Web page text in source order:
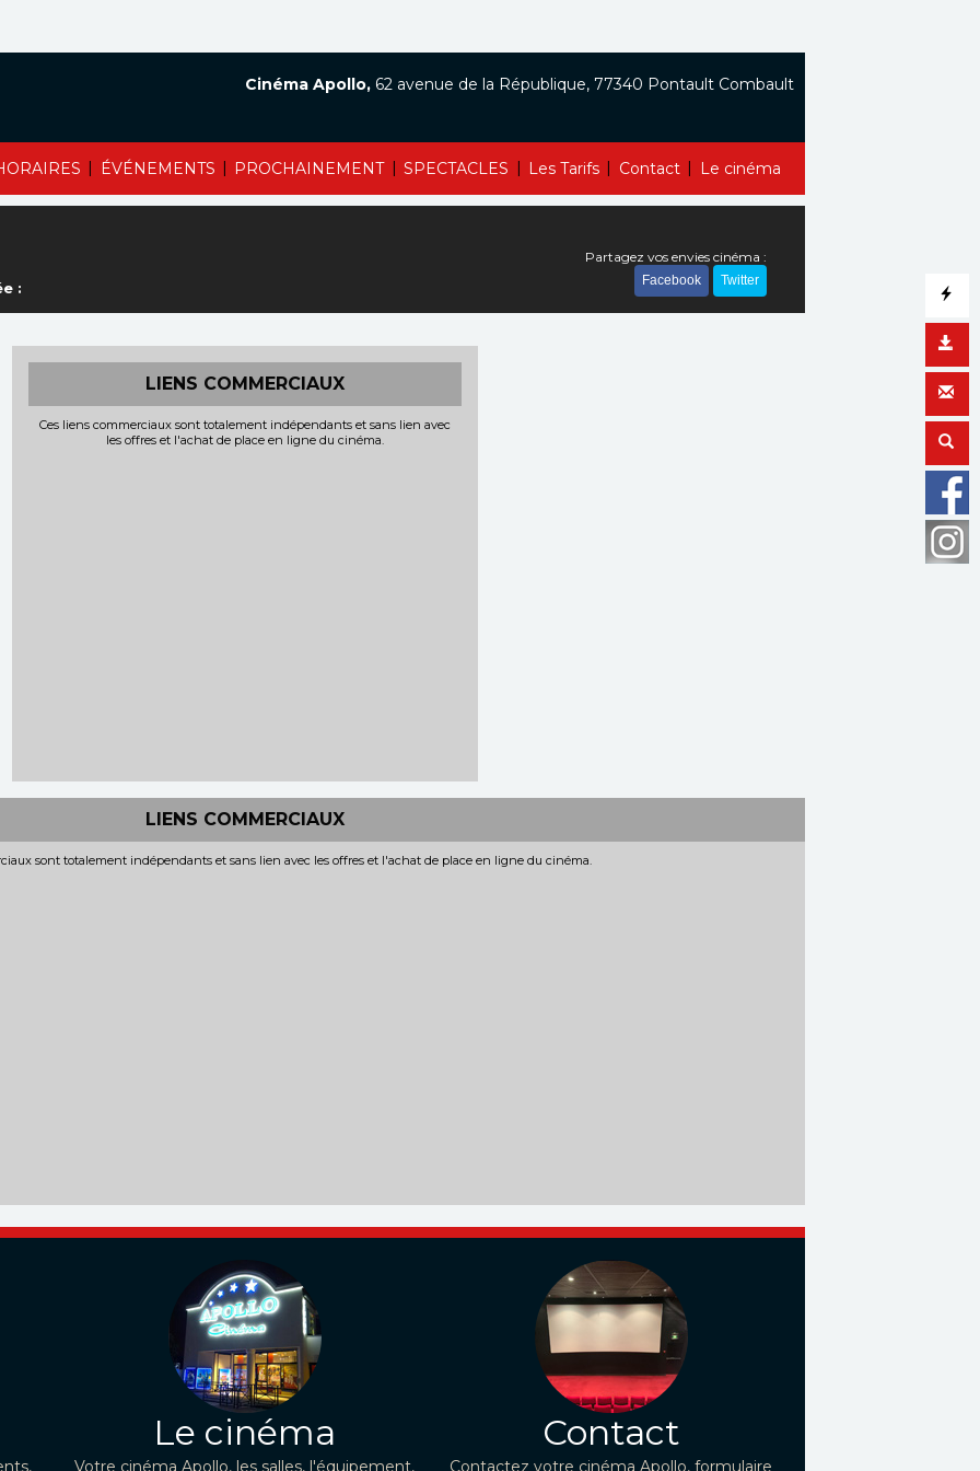
| ÉVÉNEMENTS | PROCHAINEMENT | SPECTACLES | Les Tarifs | Contact | Le cinéma
Cinéma Apollo, 62 avenue de la République, 77340 Pontault Combault
:
Partagez vos envies cinéma :
Facebook Twitter
LIENS COMMERCIAUX
Ces liens commerciaux sont totalement indépendants et sans lien avec
les offres et l'achat de place en ligne du cinéma.
LIENS COMMERCIAUX
sont totalement indépendants et sans lien avec les offres et l'achat de place en ligne du cinéma.
Le cinéma
Votre cinéma Apollo, les salles, l'équipement,
Contact
Contactez votre cinéma Apollo, formulaire